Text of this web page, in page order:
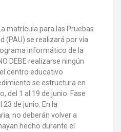
La matrícula para las Pruebas
(PAU) se realizará por vía
informático de la
DEBE realizarse ningún
centro educativo
se estructura en
del 1 al 19 de junio. Fase
de junio. En la
no deberán volver a
hecho durante el